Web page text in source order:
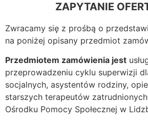
ZAPYTANIE
Zwracamy się z prośbą o
na poniżej opisany przedmiot
Przedmiotem zamówienia jest
przeprowadzeniu cyklu superwizji
socjalnych, asystentów rodziny,
starszych terapeutów
Ośrodku Pomocy Społecznej w